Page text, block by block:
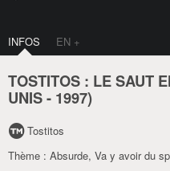
INFOS EN +
TOSTITOS : LE SAUT
UNIS- 1997)
Tostitos
Thème : Absurde, Va y avoir du